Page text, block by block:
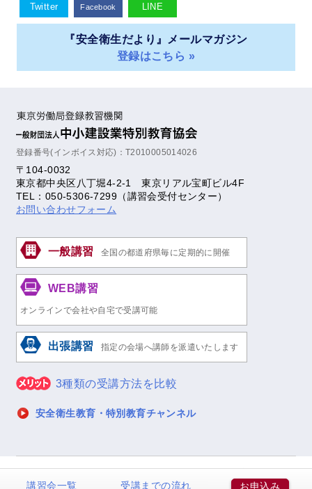
Twitter Facebook LINE
『安全衛生だより』メールマガジン
登録はこちら »
登録番号(インボイス対応)：T2010005014026
〒104-0032
東京都中央区八丁堀4-2-1 東京リアル宝町ビル4F
TEL：050-5306-7299（講習会受付センター）
お問い合わせフォーム
一般講習 全国の都道府県毎に定期的に開催
WEB講習
オンラインで会社や自宅で受講可能
出張講習 指定の会場へ講師を派遣いたします
3種類の受講方法を比較
安全衛生教育・特別教育チャンネル
Copyright (c)2026（一財）中小建設業特別教育協会
All rights reserved.
講習会一覧 受講までの流れ お申込み